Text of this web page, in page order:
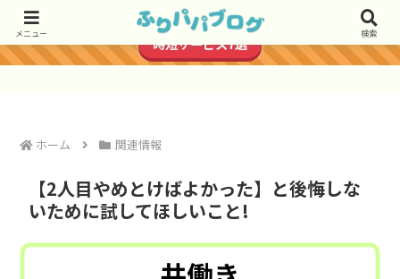
＼共働き子育て世帯におすすめ／
時短サービス7選
ホーム 関連情報
【2人目やめとけばよかった】と後悔しな
いために試してほしいこと!
メニュー 検索